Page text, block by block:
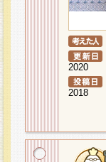
2020
2018